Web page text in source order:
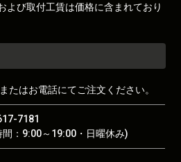
よび取付工賃は価格に含まれており
たはお電話にてご注文ください。
7181
間：9:00～19:00・日曜休み)